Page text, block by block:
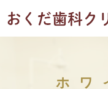
ホワ